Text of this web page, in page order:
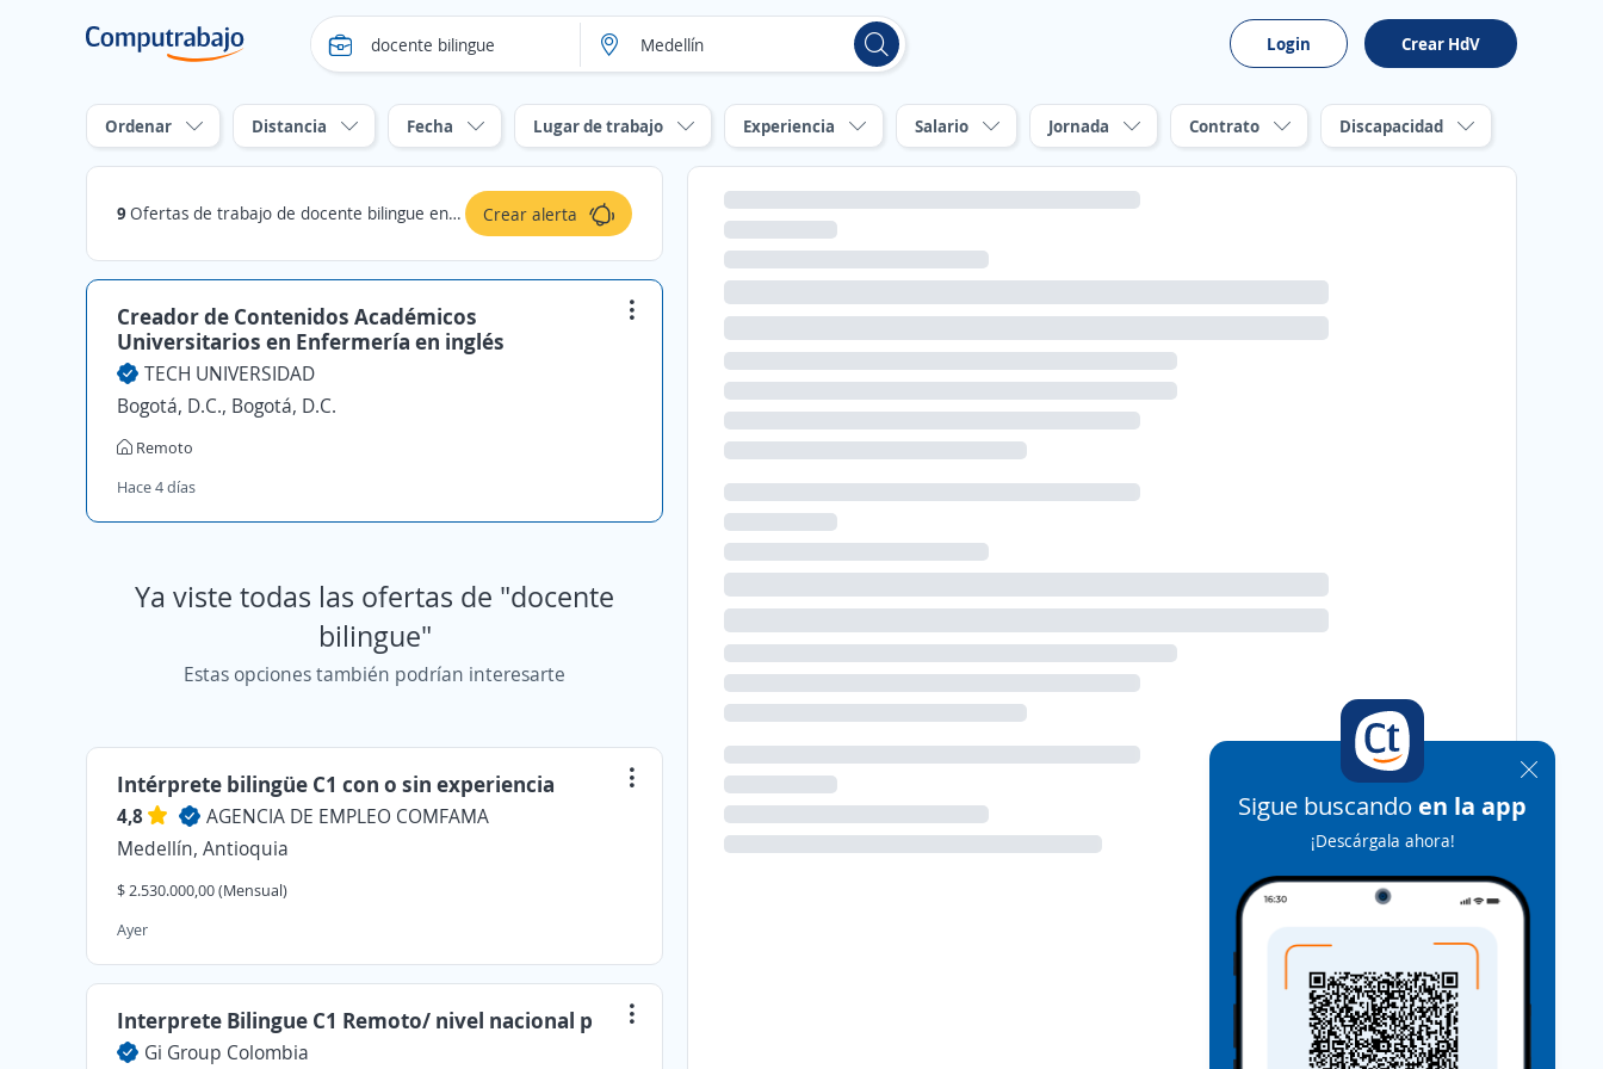
Login Crear HdV
Ordenar Distancia Fecha Lugar de trabajo Experiencia Salario Jornada Contrato Discapacidad
9 Ofertas de trabajo de docente bilingue en Medellín, Antioquia Crear alerta
Creador de Contenidos Académicos
Universitarios en Enfermería en inglés
TECH UNIVERSIDAD
Bogotá, D.C., Bogotá, D.C.
Remoto
Hace 4 días
Ya viste todas las ofertas de "docente
bilingue"
Estas opciones también podrían interesarte
Intérprete bilingüe C1 con o sin experiencia
4,8
AGENCIA DE EMPLEO COMFAMA
Medellín, Antioquia
$ 2.530.000,00 (Mensual)
Ayer
Interprete Bilingue C1 Remoto/ nivel nacional p
Gi Group Colombia
Sigue buscando en la app
¡Descárgala ahora!